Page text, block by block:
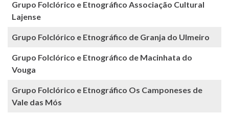
Grupo Folclórico e Etnográfico Associação Cultural
Lajense
Grupo Folclórico e Etnográfico de Granja do Ulmeiro
Grupo Folclórico e Etnográfico de Macinhata do
Vouga
Grupo Folclórico e Etnográfico Os Camponeses de
Vale das Mós